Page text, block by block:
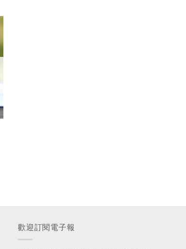
歡迎訂閱電子報